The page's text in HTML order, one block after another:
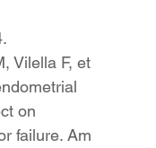
Vilella F, et
on
failure. Am